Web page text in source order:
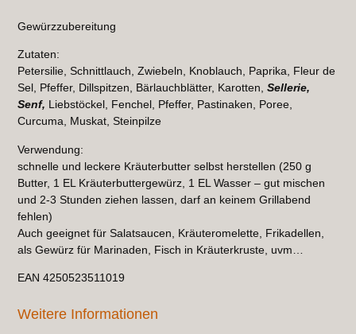
Gewürzzubereitung
Zutaten:
Petersilie, Schnittlauch, Zwiebeln, Knoblauch, Paprika, Fleur de
Sel, Pfeffer, Dillspitzen, Bärlauchblätter, Karotten,Sellerie,
Senf, Liebstöckel, Fenchel, Pfeffer, Pastinaken, Poree,
Curcuma, Muskat, Steinpilze
Verwendung:
schnelle und leckere Kräuterbutter selbst herstellen (250 g
Butter, 1 EL Kräuterbuttergewürz, 1 EL Wasser – gut mischen
und 2-3 Stunden ziehen lassen, darf an keinem Grillabend
fehlen)
Auch geeignet für Salatsaucen, Kräuteromelette, Frikadellen,
als Gewürz für Marinaden, Fisch in Kräuterkruste, uvm…
EAN 4250523511019
Weitere Informationen